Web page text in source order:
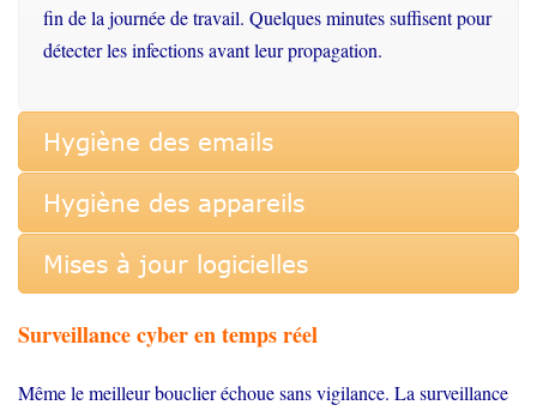
fin de la journéede travail. Quelquesminutessuffisentpour
détecterles infectionsavantleurpropagation.
Hygiène des emails
Hygiène des appareils
Mises à jour logicielles
Surveillance cyber en temps réel
Même le meilleur bouclier échoue sans vigilance. La surveillance